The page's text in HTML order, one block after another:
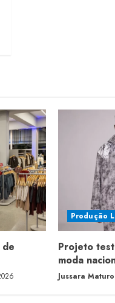
Produção
Projeto
moda
Jussara Maturo